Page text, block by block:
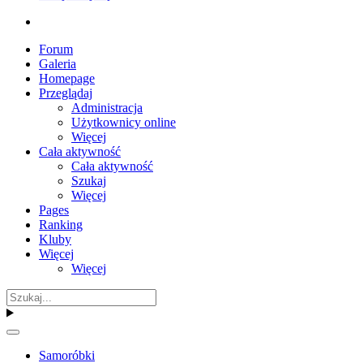
Forum
Galeria
Homepage
Przeglądaj
Administracja
Użytkownicy online
Więcej
Cała aktywność
Cała aktywność
Szukaj
Więcej
Pages
Ranking
Kluby
Więcej
Więcej
Samoróbki